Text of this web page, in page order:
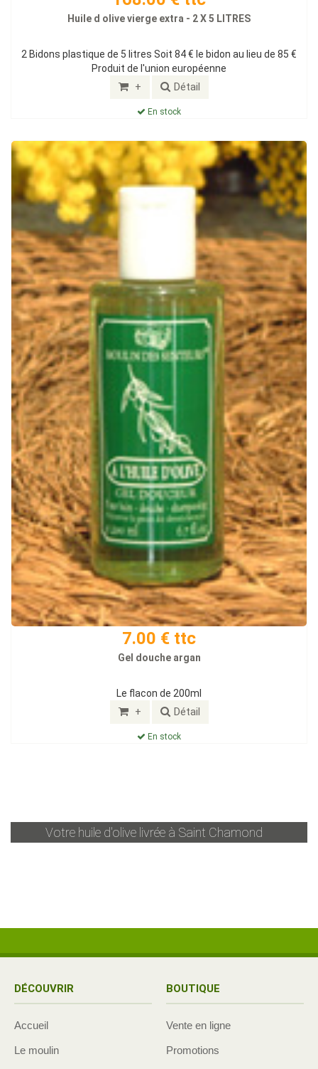
Huile d olive vierge extra - 2 X 5 LITRES
2 Bidons plastique de 5 litres Soit 84 € le bidon au lieu de 85 €
Produit de l'union européenne
+ Détail
En stock
7.00 € ttc
Gel douche argan
Le flacon de 200ml
+ Détail
En stock
Votre huile d'olive livrée à Saint Chamond
DÉCOUVRIR
Accueil
Le moulin
BOUTIQUE
Vente en ligne
Promotions